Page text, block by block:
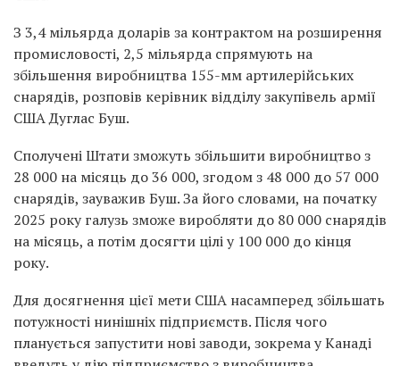
З 3,4 мільярда доларів за контрактом на розширення
промисловості, 2,5 мільярда спрямують на
збільшення виробництва 155-мм артилерійських
снарядів, розповів керівник відділу закупівель армії
США Дуглас Буш.
Сполучені Штати зможуть збільшити виробництво з
28 000 на місяць до 36 000, згодом з 48 000 до 57 000
снарядів, зауважив Буш. За його словами, на початку
2025 року галузь зможе виробляти до 80 000 снарядів
на місяць, а потім досягти цілі у 100 000 до кінця
року.
Для досягнення цієї мети США насамперед збільшать
потужності нинішніх підприємств. Після чого
планується запустити нові заводи, зокрема у Канаді